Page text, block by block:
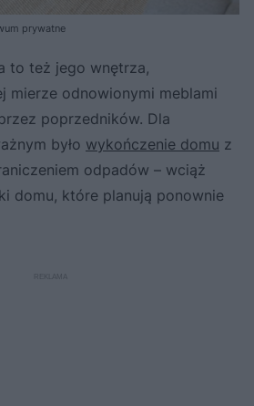
prywatne
to też jego wnętrza,
mierze odnowionymi meblami
poprzedników. Dla
było wykończenie domu z
odpadów – wciąż
domu, które planują ponownie